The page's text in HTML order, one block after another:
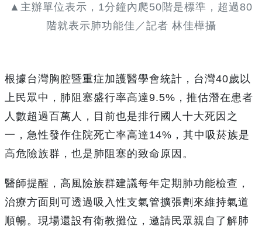
▲主辦單位表示，1分鐘內爬50階是標準，超過80
階就表示肺功能佳／記者 林佳樺攝
根據台灣胸腔暨重症加護醫學會統計，台灣40歲以
上民眾中，肺阻塞盛行率高達9.5%，推估潛在患者
人數超過百萬人，目前也是排行國人十大死因之
一，急性發作住院死亡率高達14%，其中吸菸族是
高危險族群，也是肺阻塞的致命原因。
醫師提醒，高風險族群建議每年定期肺功能檢查，
治療方面則可透過吸入性支氣管擴張劑來維持氣道
順暢。現場還設有衛教攤位，邀請民眾親自了解肺